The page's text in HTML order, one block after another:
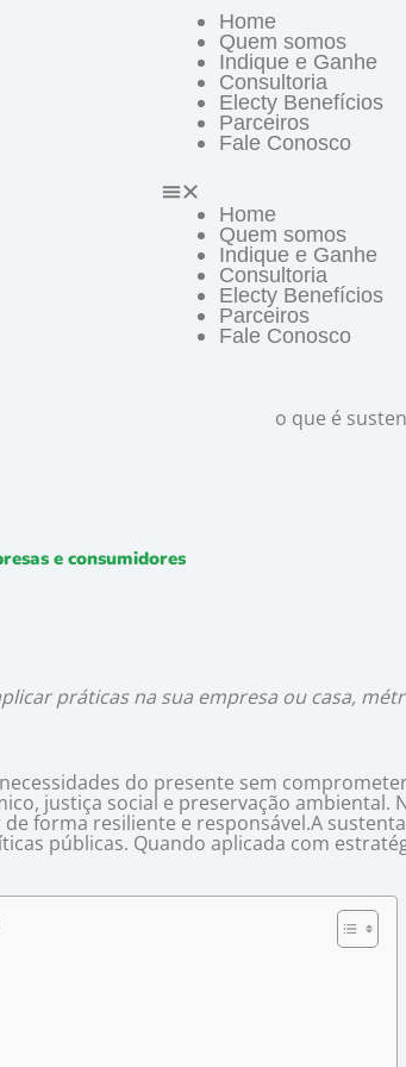
Home
Quem somos
Indique e Ganhe
Consultoria
Electy Benefícios
Parceiros
Fale Conosco
Home
Quem somos
Indique e Ganhe
Consultoria
Electy Benefícios
Parceiros
Fale Conosco
e consumidores
práticas na sua empresa ou casa,
do presente sem
justiça social e preservação
forma resiliente e responsável.A
públicas. Quando aplicada com